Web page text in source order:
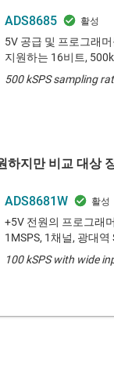
ADS8685
5V 공급 및 프로그래
지원하는 16비트,
500 kSPS sampling
하지만 비교 대상
ADS8681W
+5V 전원의 프로그래
1MSPS, 1채널, 광대역
100 kSPS with wide